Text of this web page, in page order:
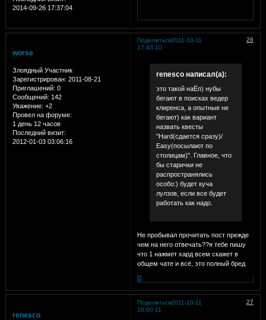
2014-09-26 17:37:04
Поделиться 26
2011-10-11
17:43:10
worse
Злоядный Участник
Зарегистрирован: 2011-08-21
Приглашений: 0
Сообщений: 142
Уважение: +2
Провел на форуме:
1 день 12 часов
Последний визит:
2012-01-03 03:06:16
renesco написал(а):
это такой наЁп) нубы
бегают в поисках ведер
клиренса, а опытные не
бегают) как вариант
назвать квесты
"Hard(сдается сразу)/
Easy(посылают по
столицам)". Главное, что
бы старички не
распространялись
особо:) будет куча
лулзов, если все будет
работать как надо.
Не пробывал прочитать пост прежде
чем на него отвечать??я тебе пишу
что 1 нажмет хард всем скажет в
общем чате и всё, это полный бред
0
Поделиться 27
2011-10-11
18:00:11
renesco